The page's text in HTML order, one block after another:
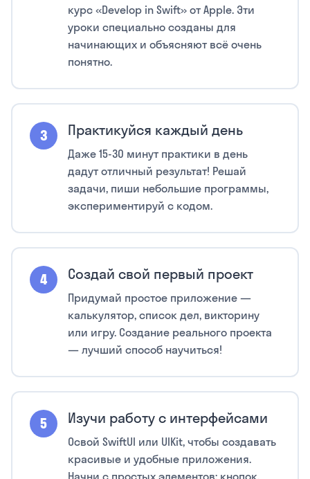
курс «Develop in Swift» от Apple. Эти
уроки специально созданы для
начинающих и объясняют всё очень
понятно.
Практикуйся каждый день
Даже 15-30 минут практики в день
дадут отличный результат! Решай
задачи, пиши небольшие программы,
экспериментируй с кодом.
Создай свой первый проект
Придумай простое приложение —
калькулятор, список дел, викторину
или игру. Создание реального проекта
— лучший способ научиться!
Изучи работу с интерфейсами
Освой SwiftUI или UIKit, чтобы создавать
красивые и удобные приложения.